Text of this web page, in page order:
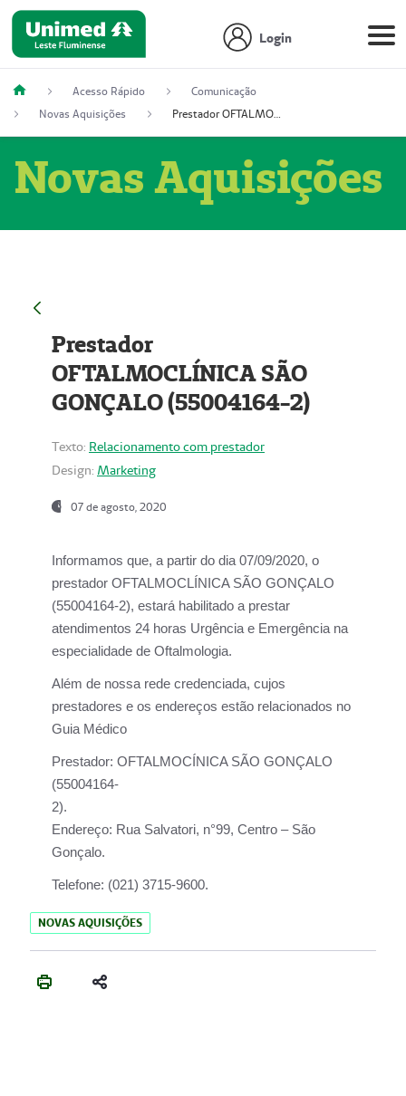
Login
Acesso Rápido
Comunicação
Novas Aquisições
Prestador OFTALMOCLÍNICA SÃO GONÇALO (55004164-2)
Novas Aquisições
Prestador
OFTALMOCLÍNICA SÃO
GONÇALO (55004164-2)
Texto: Relacionamento com prestador
Design: Marketing
07 de agosto, 2020
Informamos que, a partir do dia07/09/2020, o
prestador OFTALMOCLÍNICA SÃO GONÇALO
(55004164-2), estará habilitado a prestar
atendimentos 24 horas Urgência e Emergência na
especialidade de Oftalmologia.
Além de nossa rede credenciada, cujos
prestadores e os endereços estão relacionados no
Guia Médico
Prestador: OFTALMOCÍNICA SÃO GONÇALO
(55004164-
2).
Endereço: Rua Salvatori, n°99, Centro – São
Gonçalo.
Telefone: (021) 3715-9600.
NOVAS AQUISIÇÕES